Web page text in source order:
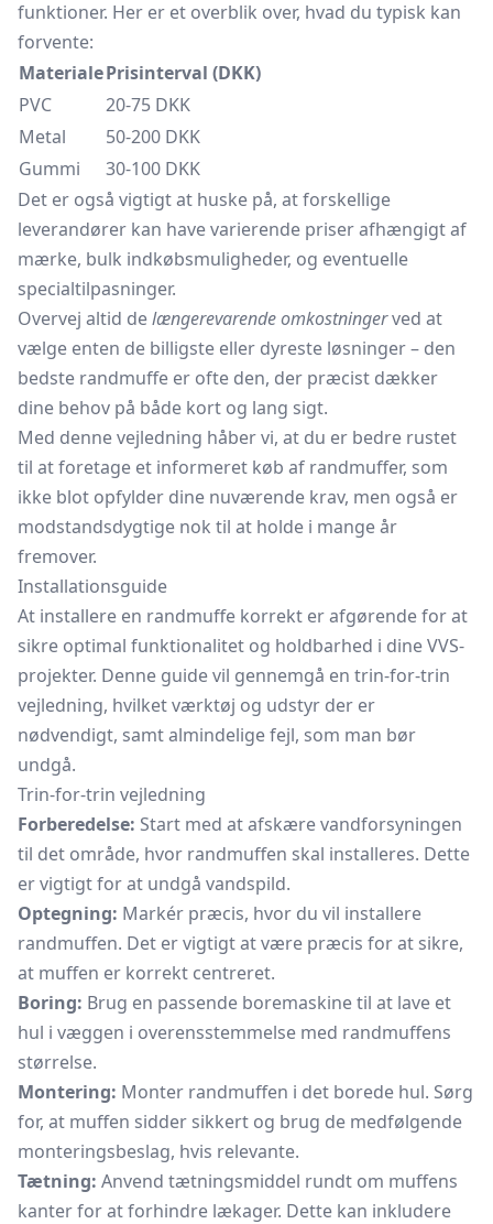
funktioner. Her er et overblik over, hvad du typisk kan
forvente:
MaterialePrisinterval (DKK)
PVC
20-75 DKK
Metal
50-200 DKK
Gummi
30-100 DKK
Det er også vigtigt at huske på, at forskellige
leverandører kan have varierende priser afhængigt af
mærke, bulk indkøbsmuligheder, og eventuelle
specialtilpasninger.
Overvej altid delængerevarende omkostningerved at
vælge enten de billigste eller dyreste løsninger – den
bedste randmuffe er ofte den, der præcist dækker
dine behov på både kort og lang sigt.
Med denne vejledning håber vi, at du er bedre rustet
til at foretage et informeret køb af randmuffer, som
ikke blot opfylder dine nuværende krav, men også er
modstandsdygtige nok til at holde i mange år
fremover.
Installationsguide
At installere en randmuffe korrekt er afgørende for at
sikre optimal funktionalitet og holdbarhed i dine VVS-
projekter. Denne guide vil gennemgå en trin-for-trin
vejledning, hvilket værktøj og udstyr der er
nødvendigt, samt almindelige fejl, som man bør
undgå.
Trin-for-trin vejledning
Forberedelse: Start med at afskære vandforsyningen
til det område, hvor randmuffen skal installeres. Dette
er vigtigt for at undgå vandspild.
Optegning: Markér præcis, hvor du vil installere
randmuffen. Det er vigtigt at være præcis for at sikre,
at muffen er korrekt centreret.
Boring: Brug en passende boremaskine til at lave et
hul i væggen i overensstemmelse med randmuffens
størrelse.
Montering: Monter randmuffen i det borede hul. Sørg
for, at muffen sidder sikkert og brug de medfølgende
monteringsbeslag, hvis relevante.
Tætning: Anvend tætningsmiddel rundt om muffens
kanter for at forhindre lækager. Dette kan inkludere